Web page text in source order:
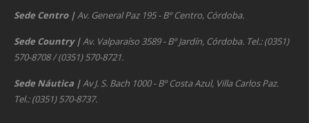
Sede Centro |Av. General Paz 195 - Bº Centro, Córdoba.
Sede Country |Av. Valparaíso 3589 - Bº Jardín, Córdoba. Tel.: (0351)
570-8708 / (0351) 570-8721.
Sede Náutica |Av J. S. Bach 1000 - Bº Costa Azul, Villa Carlos Paz.
Tel.: (0351) 570-8737.